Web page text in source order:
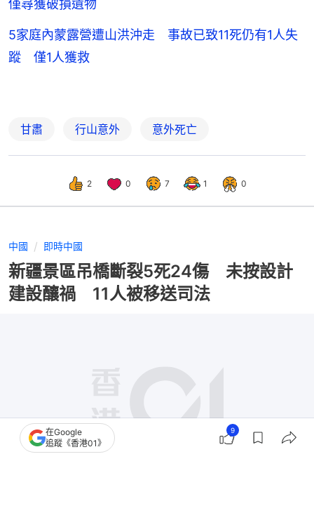
僅尋獲破損遺物
5家庭內蒙露營遭山洪沖走 事故已致11死仍有1人失
蹤 僅1人獲救
甘肅 行山意外 意外死亡
2 0 7 1 0
中國 即時中國
新疆景區吊橋斷裂5死24傷 未按設計
建設釀禍 11人被移送司法
在Google
追蹤《香港01》
9